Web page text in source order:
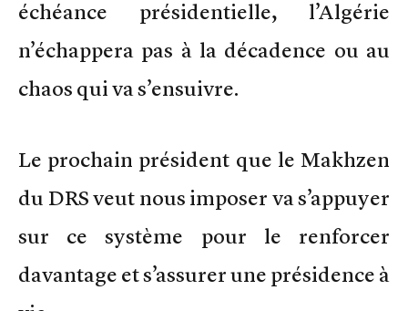
échéance présidentielle, l’Algérie
n’échappera pas à la décadence ou au
chaos qui va s’ensuivre.
Le prochain président que le Makhzen
du DRS veut nous imposer va s’appuyer
sur ce système pour le renforcer
davantage et s’assurer une présidence à